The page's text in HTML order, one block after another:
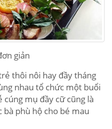
giản
thôi nôi hay đầy tháng
nhau tổ chức một buổi
cúng mụ đầy cữ cũng là
bà phù hộ cho bé mau